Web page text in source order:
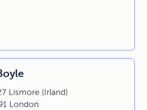
Lismore (Irland)
London